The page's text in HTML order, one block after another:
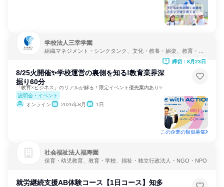
学校法人三幸学園
組織マネジメント・シンクタンク、文化・教養・娯楽、教育・学
8/25火開催✨学校運営の裏側を知る!教育業界深
掘り60分
「教育×ビジネス」のリアルが解る！限定イベント優先案内あり✨
説明会・イベント
オンライン
2026年8月 1日
締切：8月23日
この企業の類似募集
社会福祉法人福寿園
保育・幼児教育、教育・学校、福祉・独立行政法人・NGO・NPO
就労継続支援AB体験コース【1日コース】知多